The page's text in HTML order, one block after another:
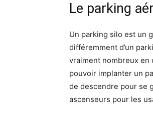
Le parking
Un parking silo est un
différemment d’un
vraiment nombreux en
pouvoir implanter un
de descendre pour se
ascenseurs pour les